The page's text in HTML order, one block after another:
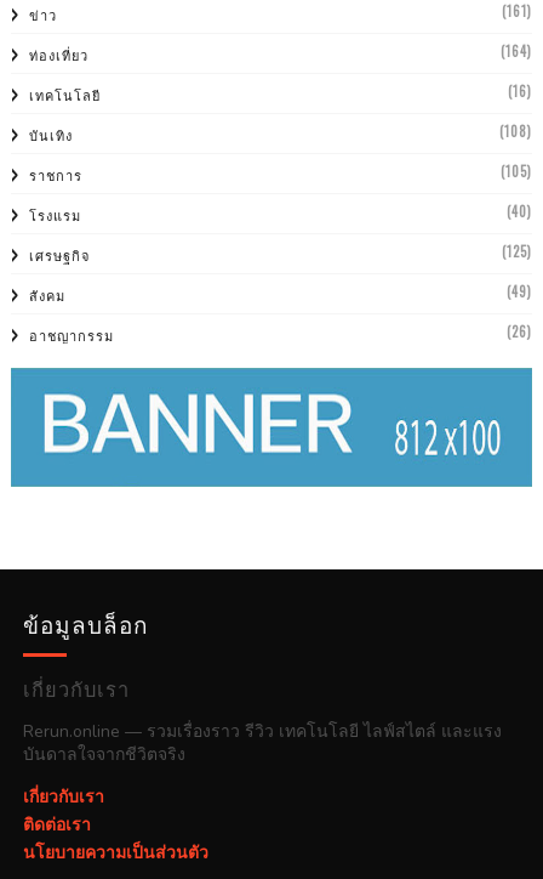
ข่าว (161)
ท่องเที่ยว (164)
เทคโนโลยี (16)
บันเทิง (108)
ราชการ (105)
โรงแรม (40)
เศรษฐกิจ (125)
สังคม (49)
อาชญากรรม (26)
ข้อมูลบล็อก
เกี่ยวกับเรา
Rerun.online — รวมเรื่องราว รีวิว เทคโนโลยี ไลฟ์สไตล์ และแรง
บันดาลใจจากชีวิตจริง
เกี่ยวกับเรา
ติดต่อเรา
นโยบายความเป็นส่วนตัว